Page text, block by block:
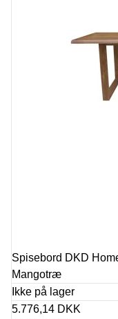
Spisebord DKD
Mangotræ
Ikke på lager
5.776,14 DKK